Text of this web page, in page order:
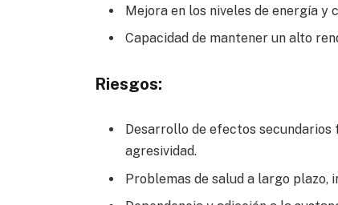
Mejora en los niveles de energía
Capacidad de mantener un alto
Riesgos:
Desarrollo de efectos secundarios
agresividad.
Problemas de salud a largo plazo,